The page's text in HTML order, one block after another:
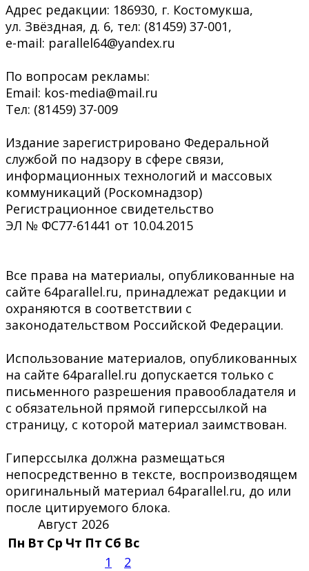
Адрес редакции: 186930, г. Костомукша,
ул. Звёздная, д. 6, тел: (81459) 37-001,
e-mail: parallel64@yandex.ru
По вопросам рекламы:
Email: kos-media@mail.ru
Тел: (81459) 37-009
Издание зарегистрировано Федеральной
службой по надзору в сфере связи,
информационных технологий и массовых
коммуникаций (Роскомнадзор)
Регистрационное свидетельство
ЭЛ № ФС77-61441 от 10.04.2015
Все права на материалы, опубликованные на
сайте 64parallel.ru, принадлежат редакции и
охраняются в соответствии с
законодательством Российской Федерации.
Использование материалов, опубликованных
на сайте 64parallel.ru допускается только с
письменного разрешения правообладателя и
с обязательной прямой гиперссылкой на
страницу, с которой материал заимствован.
Гиперссылка должна размещаться
непосредственно в тексте, воспроизводящем
оригинальный материал 64parallel.ru, до или
после цитируемого блока.
Август 2026
Пн Вт Ср Чт Пт Сб Вс
1
2